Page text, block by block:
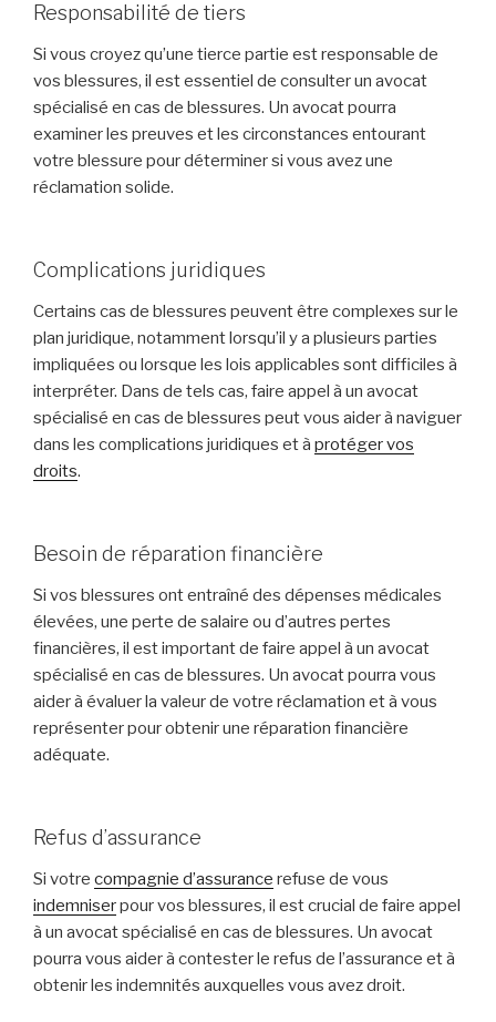
Responsabilité de tiers
Si vous croyez qu’une tierce partie est responsable de
vos blessures, il est essentiel de consulter un avocat
spécialisé en cas de blessures. Un avocat pourra
examiner les preuves et les circonstances entourant
votre blessure pour déterminer si vous avez une
réclamation solide.
Complications juridiques
Certains cas de blessures peuvent être complexes sur le
plan juridique, notamment lorsqu’il y a plusieurs parties
impliquées ou lorsque les lois applicables sont difficiles à
interpréter. Dans de tels cas, faire appel à un avocat
spécialisé en cas de blessures peut vous aider à naviguer
dans les complications juridiques et à protéger vos
droits.
Besoin de réparation financière
Si vos blessures ont entraîné des dépenses médicales
élevées, une perte de salaire ou d’autres pertes
financières, il est important de faire appel à un avocat
spécialisé en cas de blessures. Un avocat pourra vous
aider à évaluer la valeur de votre réclamation et à vous
représenter pour obtenir une réparation financière
adéquate.
Refus d’assurance
Si votre compagnie d’assurance refuse de vous
indemniserpour vos blessures, il est crucial de faire appel
à un avocat spécialisé en cas de blessures. Un avocat
pourra vous aider à contester le refus de l’assurance et à
obtenir les indemnités auxquelles vous avez droit.